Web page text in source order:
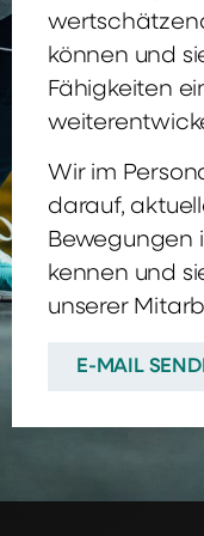
können und
Fähigkeiten
Wir im
darauf,
Bewegungen
kennen und
unserer
E-MAIL